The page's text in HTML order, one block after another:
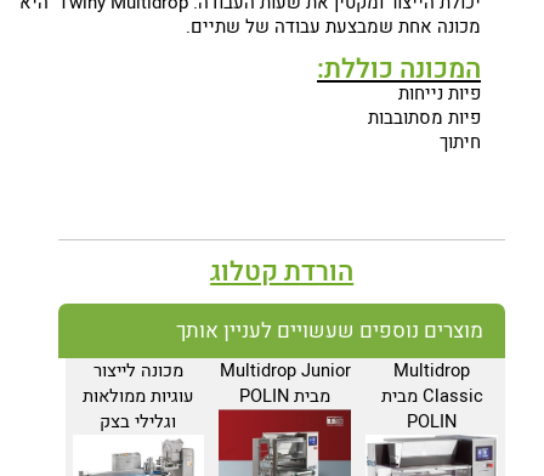
מכונה אחת שמבצעת עבודה של שתיים.
המכונה כוללת:
פיות נייחות
פיות מסתובבות
חיתוך
הורדת קטלוג
מוצרים נוספים שעשויים לעניין אותך
Multidrop
Classic מבית
POLIN
Multidrop Junior
מבית POLIN
מכונה לייצור
עוגיות ממולאות
וגלילי בצק